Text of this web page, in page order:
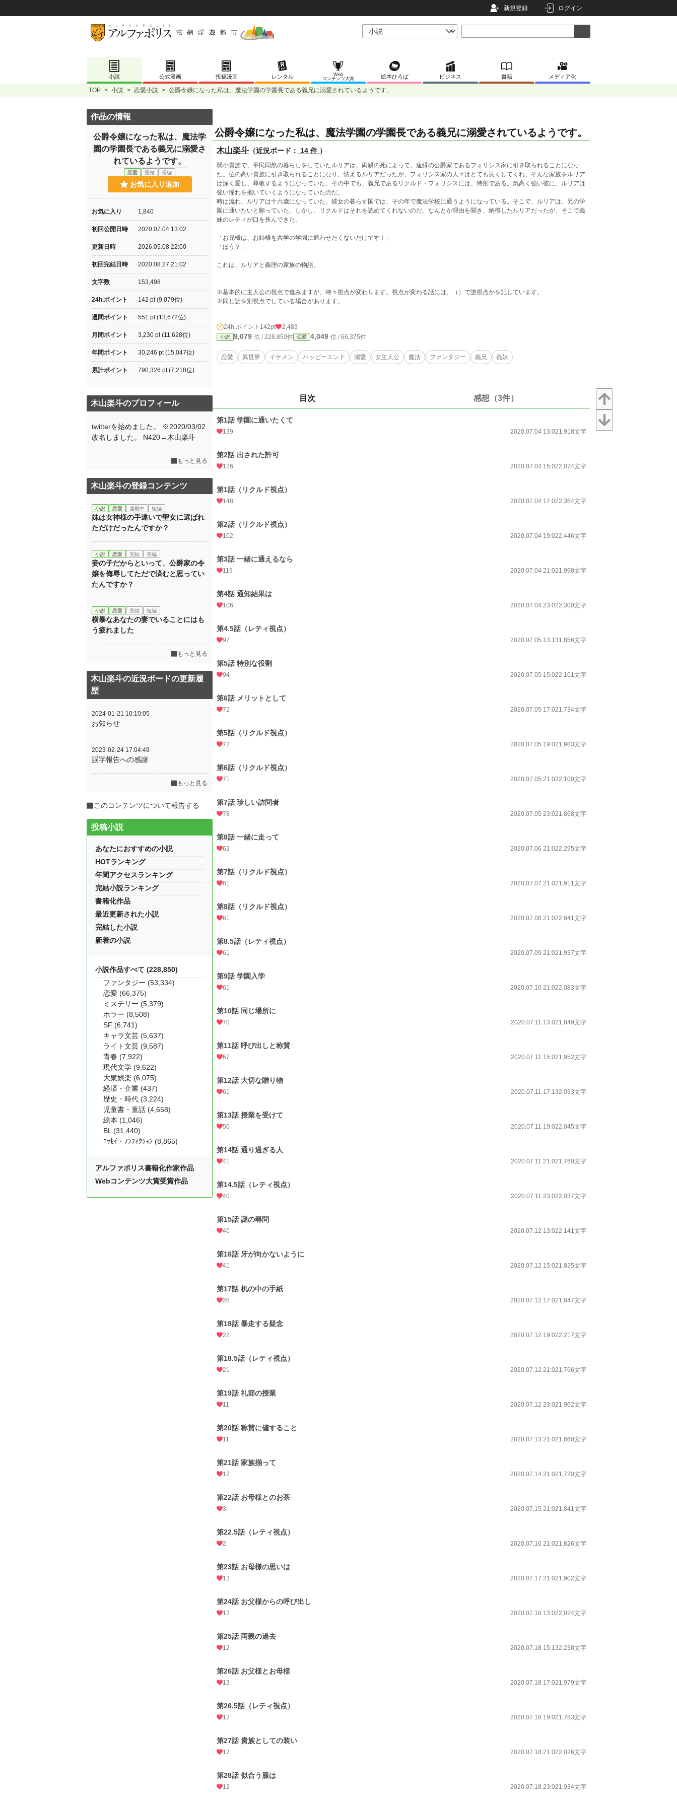
新規登録 ログイン
小説 公式漫画 投稿漫画 レンタル
Web
コンテンツ大賞
絵本ひろば ビジネス 書籍 メディア化
TOP > 小説 > 恋愛小説 > 公爵令嬢になった私は、魔法学園の学園長である義兄に溺愛されているようです。
公爵令嬢になった私は、魔法学園の学園長である義兄に溺愛されているようです。
木山楽斗 （近況ボード： 14 件 ）
弱小貴族で、平民同然の暮らしをしていたルリアは、両親の死によって、遠縁の公爵家であるフォリシス家に引き取られることになっ
た。位の高い貴族に引き取られることになり、怯えるルリアだったが、フォリシス家の人々はとても良くしてくれ、そんな家族をルリア
は深く愛し、尊敬するようになっていた。その中でも、義兄であるリクルド・フォリシスには、特別である。気高く強い彼に、ルリアは
強い憧れを抱いていくようになっていたのだ。
時は流れ、ルリアは十六歳になっていた。彼女の暮らす国では、その年で魔法学校に通うようになっている。そこで、ルリアは、兄の学
園に通いたいと願っていた。しかし、リクルドはそれを認めてくれないのだ。なんとか理由を聞き、納得したルリアだったが、そこで義
妹のレティが口を挟んできた。
「お兄様は、お姉様を共学の学園に通わせたくないだけです！」
「ほう？」
これは、ルリアと義理の家族の物語。
※基本的に主人公の視点で進みますが、時々視点が変わります。視点が変わる話には、（）で誰視点かを記しています。
※同じ話を別視点でしている場合があります。
24h.ポイント 142pt 2,483
小説 9,079 位 / 228,850件 恋愛 4,049 位 / 66,375件
恋愛 異世界 イケメン ハッピーエンド 溺愛 女主人公 魔法 ファンタジー 義兄 義妹
目次 感想（3件）
第1話 学園に通いたくて
139 2020.07.04 13:021,918文字
第2話 出された許可
126 2020.07.04 15:022,074文字
第1話（リクルド視点）
148 2020.07.04 17:022,364文字
第2話（リクルド視点）
102 2020.07.04 19:022,446文字
第3話 一緒に通えるなら
119 2020.07.04 21:021,998文字
第4話 通知結果は
106 2020.07.04 23:022,300文字
第4.5話（レティ視点）
97 2020.07.05 13:131,856文字
第5話 特別な役割
94 2020.07.05 15:022,101文字
第6話 メリットとして
72 2020.07.05 17:021,734文字
第5話（リクルド視点）
72 2020.07.05 19:021,983文字
第6話（リクルド視点）
71 2020.07.05 21:022,100文字
第7話 珍しい訪問者
78 2020.07.05 23:021,868文字
第8話 一緒に走って
62 2020.07.06 21:022,295文字
第7話（リクルド視点）
61 2020.07.07 21:021,911文字
第8話（リクルド視点）
61 2020.07.08 21:022,841文字
第8.5話（レティ視点）
61 2020.07.09 21:021,937文字
第9話 学園入学
61 2020.07.10 21:022,083文字
第10話 同じ場所に
70 2020.07.11 13:021,849文字
第11話 呼び出しと称賛
67 2020.07.11 15:021,952文字
第12話 大切な贈り物
61 2020.07.11 17:132,033文字
第13話 授業を受けて
50 2020.07.11 19:022,045文字
第14話 通り過ぎる人
41 2020.07.11 21:021,760文字
第14.5話（レティ視点）
40 2020.07.11 23:022,037文字
第15話 謎の尋問
40 2020.07.12 13:022,141文字
第16話 牙が向かないように
41 2020.07.12 15:021,835文字
第17話 机の中の手紙
28 2020.07.12 17:021,847文字
第18話 暴走する疑念
22 2020.07.12 19:022,217文字
第18.5話（レティ視点）
21 2020.07.12 21:021,766文字
第19話 礼節の授業
11 2020.07.12 23:021,962文字
第20話 称賛に値すること
11 2020.07.13 21:021,860文字
第21話 家族揃って
12 2020.07.14 21:021,720文字
第22話 お母様とのお茶
3 2020.07.15 21:021,841文字
第22.5話（レティ視点）
2 2020.07.16 21:021,826文字
第23話 お母様の思いは
12 2020.07.17 21:021,902文字
第24話 お父様からの呼び出し
12 2020.07.18 13:022,024文字
第25話 両親の過去
12 2020.07.18 15:132,238文字
第26話 お父様とお母様
13 2020.07.18 17:021,979文字
第26.5話（レティ視点）
12 2020.07.18 19:021,783文字
第27話 貴族としての装い
12 2020.07.18 21:022,026文字
第28話 似合う服は
12 2020.07.18 23:021,934文字
作品の情報
公爵令嬢になった私は、魔法学
園の学園長である義兄に溺愛さ
れているようです。
恋愛 完結 長編
お気に入り追加
お気に入り 1,840
初回公開日時 2020.07.04 13:02
更新日時 2026.05.08 22:00
初回完結日時 2020.08.27 21:02
文字数 153,498
24h.ポイント 142 pt (9,079位)
週間ポイント 551 pt (13,672位)
月間ポイント 3,230 pt (11,628位)
年間ポイント 30,246 pt (15,047位)
累計ポイント 790,326 pt (7,218位)
木山楽斗のプロフィール
twitterを始めました。 ※2020/03/02
改名しました。 N420→木山楽斗
もっと見る
木山楽斗の登録コンテンツ
小説 恋愛 連載中 短編
妹は女神様の手違いで聖女に選ばれ
ただけだったんですか？
小説 恋愛 完結 長編
妾の子だからといって、公爵家の令
嬢を侮辱してただで済むと思ってい
たんですか？
小説 恋愛 完結 短編
横暴なあなたの妻でいることにはも
う疲れました
もっと見る
木山楽斗の近況ボードの更新履
歴
2024-01-21 10:10:05
お知らせ
2023-02-24 17:04:49
誤字報告への感謝
もっと見る
このコンテンツについて報告する
投稿小説
あなたにおすすめの小説
HOTランキング
年間アクセスランキング
完結小説ランキング
書籍化作品
最近更新された小説
完結した小説
新着の小説
小説作品すべて (228,850)
ファンタジー (53,334)
恋愛 (66,375)
ミステリー (5,379)
ホラー (8,508)
SF (6,741)
キャラ文芸 (5,637)
ライト文芸 (9,587)
青春 (7,922)
現代文学 (9,622)
大衆娯楽 (6,075)
経済・企業 (437)
歴史・時代 (3,224)
児童書・童話 (4,658)
絵本 (1,046)
BL (31,440)
ｴｯｾｲ・ﾉﾝﾌｨｸｼｮﾝ (8,865)
アルファポリス書籍化作家作品
Webコンテンツ大賞受賞作品